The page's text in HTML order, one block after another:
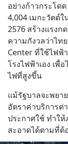
อย่างก้าวกระโด
4,004 เมกะวัตต์
2576 สร้างแรง
ความกังวลว่าไท
Center ที่ใช้ไฟฟ้
โรงไฟฟ้าเอง เ
ไฟที่สูงขึ้น
แม้รัฐบาลจะพยา
อัตราค่าบริการต่
ประกาศใช้ ทำใ
สะอาดได้ตามที่ต้